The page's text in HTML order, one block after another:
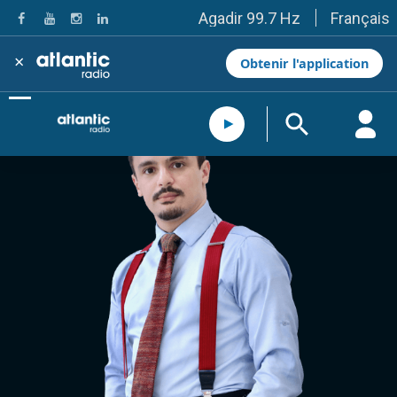
Agadir 99.7 Hz
Tanger 103.3 Hz
Tétouan 87.8 Hz
Fès 98.8 Hz
Meknès 97.2 Hz
El Jadida 97.3
Settat 104,6
Essaouira 96.6
Taounate 95.6
Tiznit 103.1
SkhourRhamna 92.2
Taroudant 104.9
Guelmim 91.9
Tan-Tan 95.2
Tafraout 104.9
Casablanca 92.5 Hz
Rabat, Salé 106.9 Hz
Marrakech 90.5 Hz
Français
× Obtenir l'application